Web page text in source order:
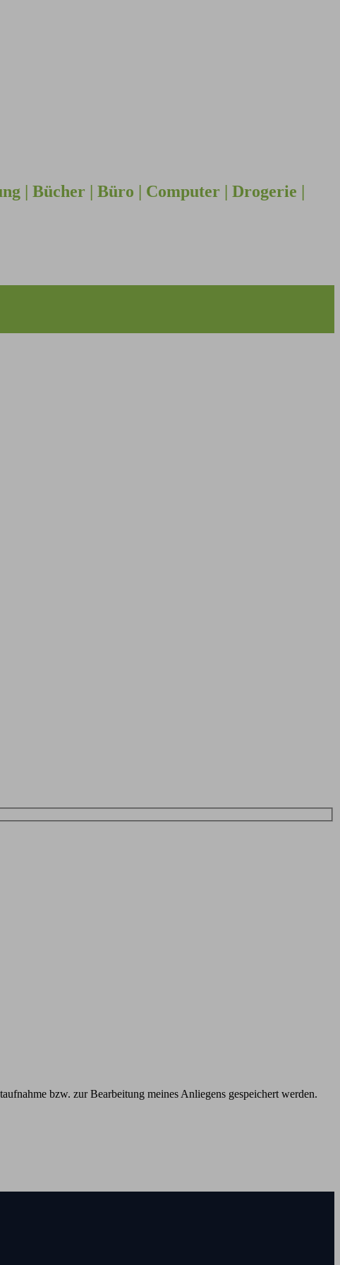
| Bücher | Büro | Computer | Drogerie |
bzw. zur Bearbeitung meines Anliegens gespeichert werden.